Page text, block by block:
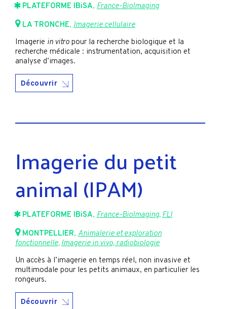
PLATEFORME IBiSA, France-BioImaging
LA TRONCHE, Imagerie cellulaire
Imagerie in vitro pour la recherche biologique et la
recherche médicale : instrumentation, acquisition et
analyse d’images.
Découvrir
Imagerie du petit
animal (IPAM)
PLATEFORME IBiSA, France-BioImaging, FLI
MONTPELLIER, Animalerie et exploration
fonctionnelle, Imagerie in vivo, radiobiologie
Un accès à l’imagerie en temps réel, non invasive et
multimodale pour les petits animaux, en particulier les
rongeurs.
Découvrir